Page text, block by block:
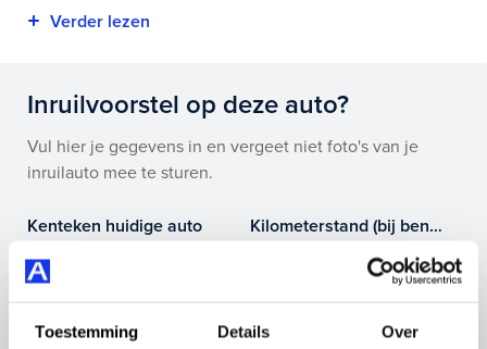
Toestemming Details Over
pagina bij onderhoud en historie te downloaden.
nog veel meer.
Je koopt hem voor € 8.895,- maar je kan deze Citroën C1
ook bij ons financieren of leasen.
Maak snel een afspraak in de showroom of bestel hem
Inruilvoorstel op deze auto?
Vul hier je gegevens in en vergeet niet foto's van je
inruilauto mee te sturen.
Kenteken huidige auto Kilometerstand (bij benadering)